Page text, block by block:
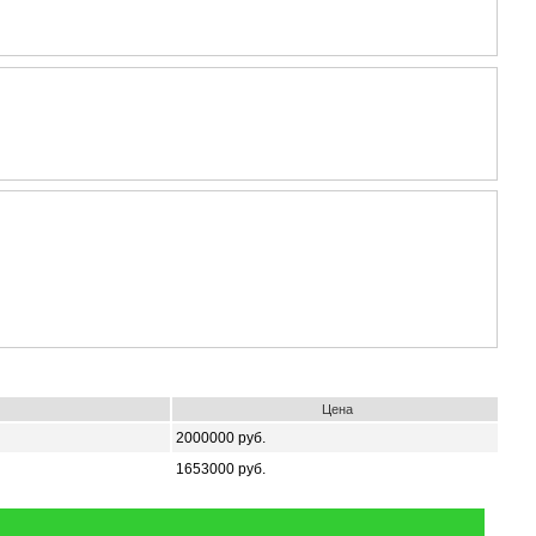
Цена
2000000 руб.
1653000 руб.